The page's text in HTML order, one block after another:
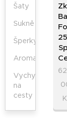
Šaty
Sukně
Šperky
Aromaterapie
Vychytávky
na
cesty